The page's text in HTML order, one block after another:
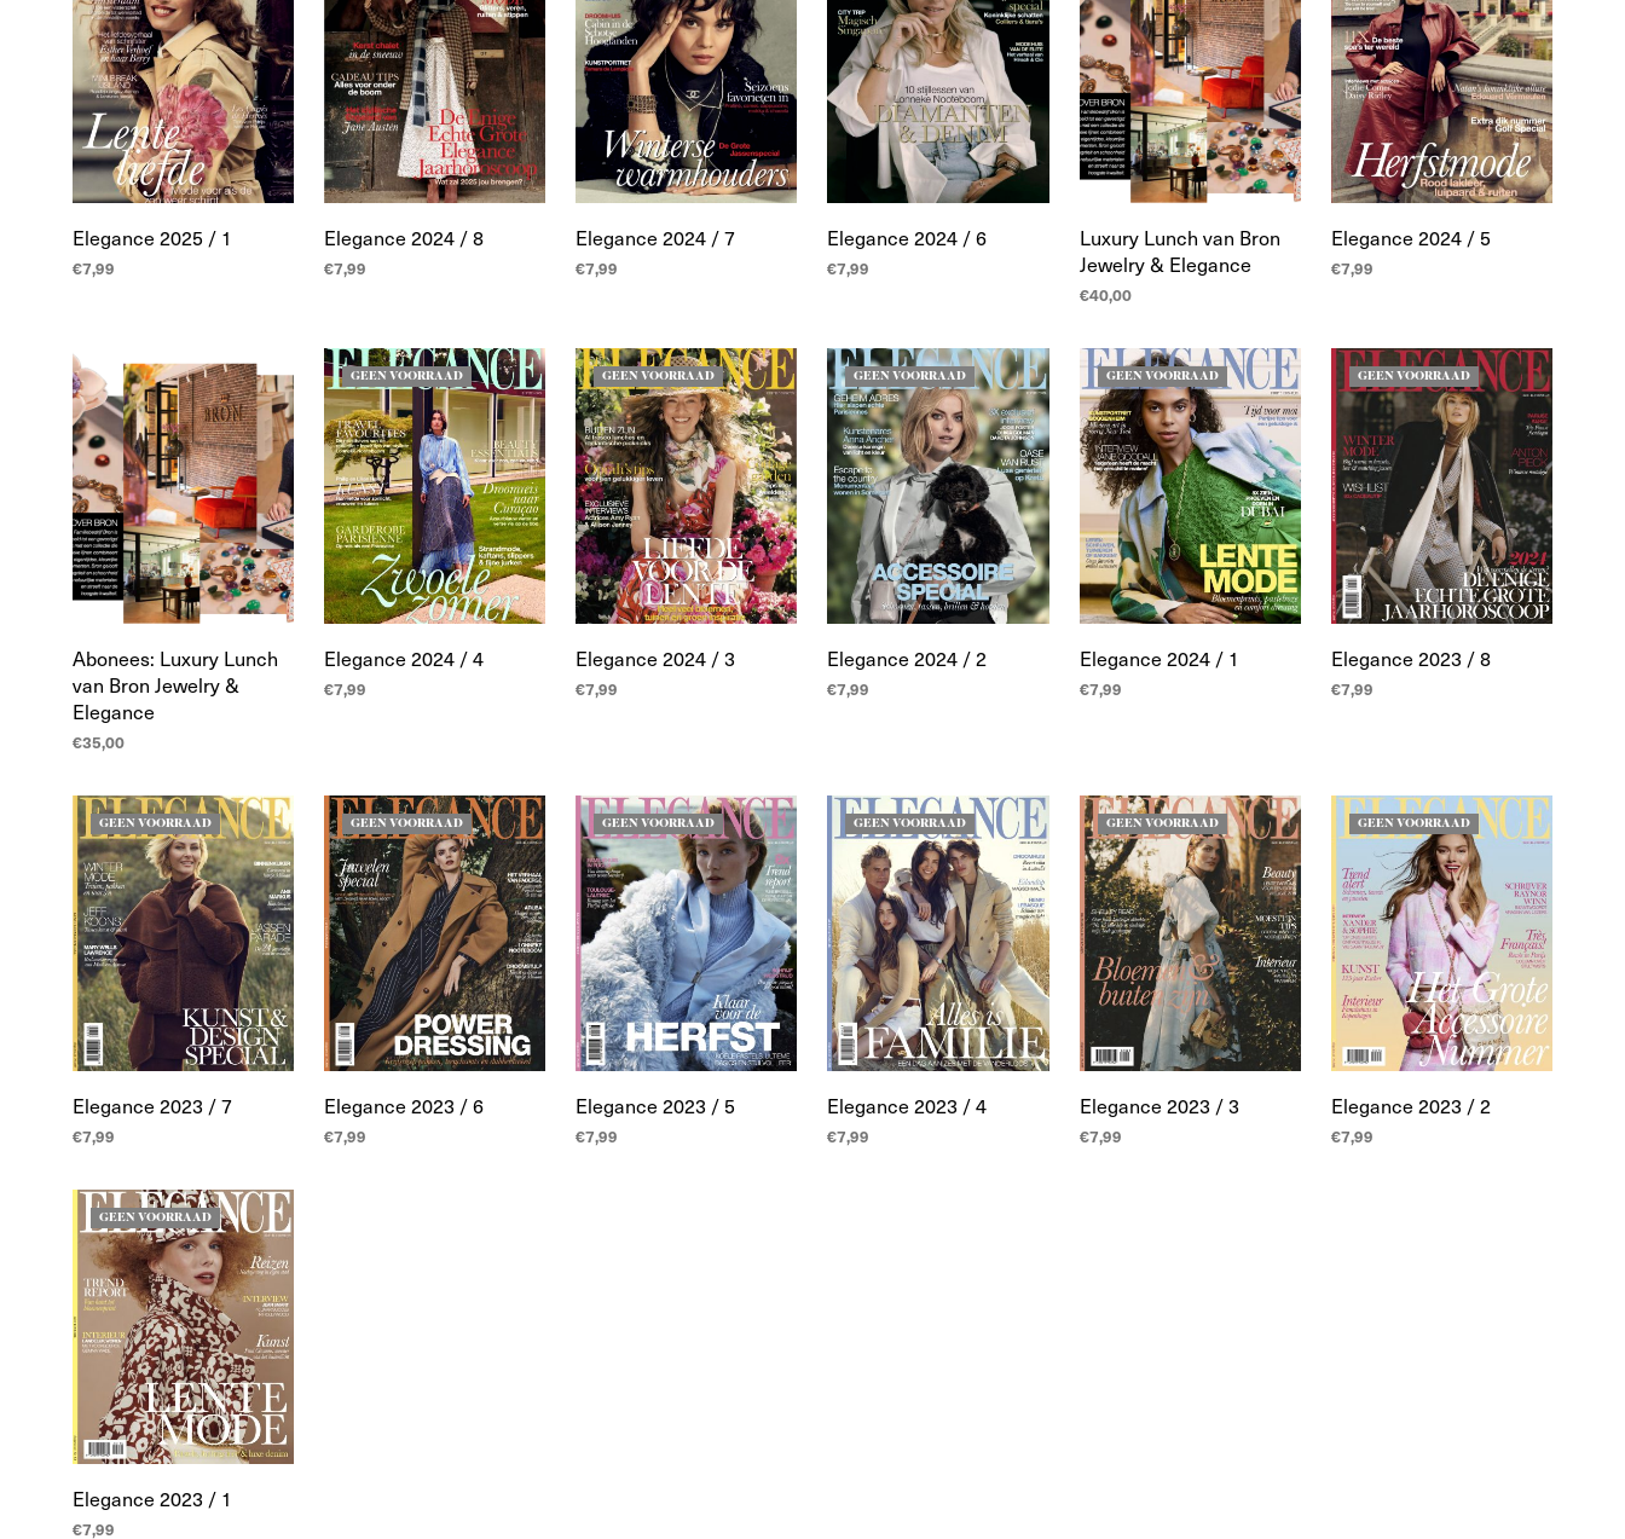
Elegance 2025 / 1
€7,99
Elegance 2024 / 8
€7,99
Elegance 2024 / 7
€7,99
Elegance 2024 / 6
€7,99
Luxury Lunch van Bron
Jewelry & Elegance
€40,00
WINKELWAGEN
Elegance 2024 / 5
€7,99
Abonees: Luxury Lunch
van Bron Jewelry &
Elegance
€35,00
WINKELWAGEN
GEEN VOORRAAD
Elegance 2024 / 4
€7,99
GEEN VOORRAAD
Elegance 2024 / 3
€7,99
GEEN VOORRAAD
Elegance 2024 / 2
€7,99
GEEN VOORRAAD
Elegance 2024 / 1
€7,99
GEEN VOORRAAD
Elegance 2023 / 8
€7,99
GEEN VOORRAAD
Elegance 2023 / 7
€7,99
GEEN VOORRAAD
Elegance 2023 / 6
€7,99
GEEN VOORRAAD
Elegance 2023 / 5
€7,99
GEEN VOORRAAD
Elegance 2023 / 4
€7,99
GEEN VOORRAAD
Elegance 2023 / 3
€7,99
GEEN VOORRAAD
Elegance 2023 / 2
€7,99
GEEN VOORRAAD
Elegance 2023 / 1
€7,99